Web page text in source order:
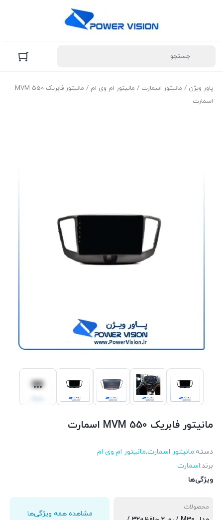
پاور ویژن / مانیتور اسمارت / مانیتور ام وی ام
/ مانیتور فابریک MVM 550
اسمارت
مانیتور فابریک MVM 550 اسمارت
دسته:مانیتور اسمارت,مانیتور ام وی ام
برند:اسمارت
ویژگی‌ها
محصولات
مشاهده همه ویژگی‌ها